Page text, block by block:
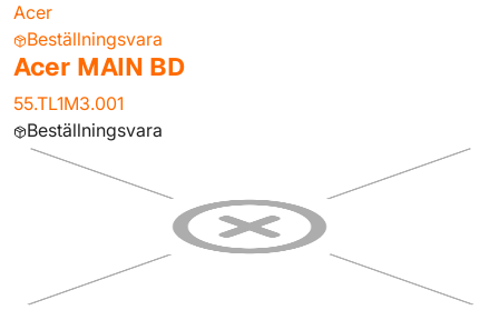
Acer
Beställningsvara
Acer MAIN BD
55.TL1M3.001
Beställningsvara